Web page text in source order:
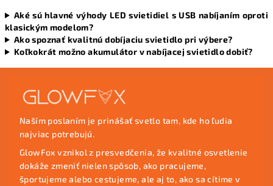
Aké sú hlavné výhody LED svietidiel s USB nabíjaním oproti
klasickým modelom?
Ako spoznať kvalitnú dobíjaciu svietidlo pri výbere?
Koľkokrát možno akumulátor v nabíjacej svietidlo dobiť?
Naším poslaním je prinášať svetlo tam, kde ho ľudia
najviac potrebujú.
GlowFox vznikol z presvedčenia, že kvalitné osvetlenie
dokáže zmeniť nielen spôsob, ako pracujeme,
športujeme alebo cestujeme, ale aj to, ako sa cítime v